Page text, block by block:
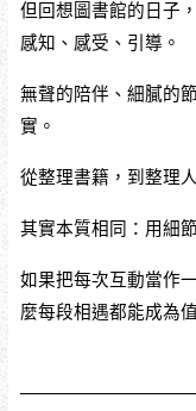
但回想圖書館的日子
感知、感受、引導。
無聲的陪伴、細膩的
實。
從整理書籍，到整理
其實本質相同：用細
如果把每次互動當作
麼每段相遇都能成為